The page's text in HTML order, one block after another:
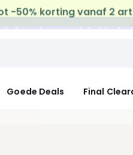
leveringop al de Mode
Goede Deals Final